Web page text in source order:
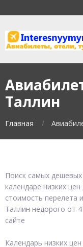
Таллин
Главная
Поиск самых
календаре низких
стоимость перелета
Таллин недорого от
сайте
Календарь низких